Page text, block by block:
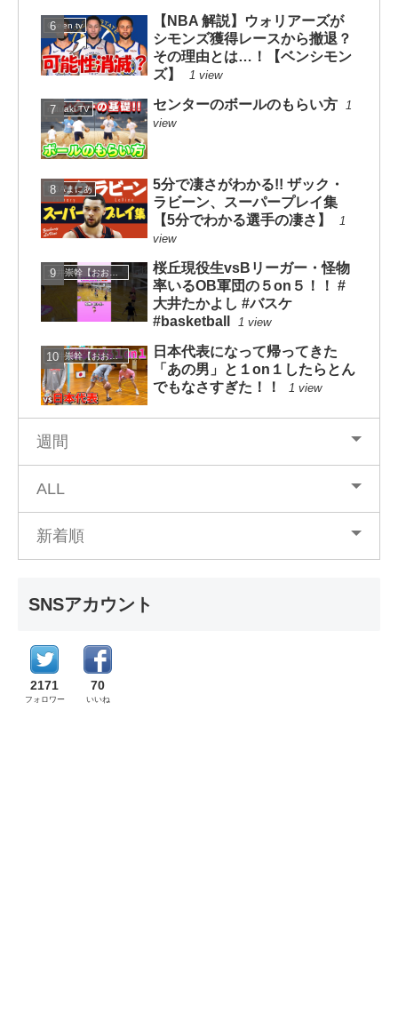
Green tv
【NBA 解説】ウォリアーズが
シモンズ獲得レースから撤退？
その理由とは…！【ベンシモン
ズ】
1 view
mituaki TV センターのボールのもらい方 1
view
NBAまにあ
5分で凄さがわかる!! ザック・
ラビーン、スーパープレイ集
【5分でわかる選手の凄さ】
1
view
桜丘現役生vsBリーガー・怪物
率いるOB軍団の５on５！！ #
大井たかよし #バスケ
#basketball
1 view
大井崇幹【おおいたかよし】
日本代表になって帰ってきた
「あの男」と１on１したらとん
でもなさすぎた！！
1 view
週間
ALL
新着順
SNSアカウント
2171
フォロワー
70
いいね